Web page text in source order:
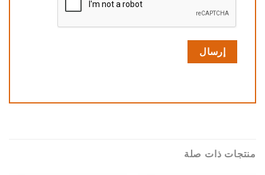
منتجات ذات صلة